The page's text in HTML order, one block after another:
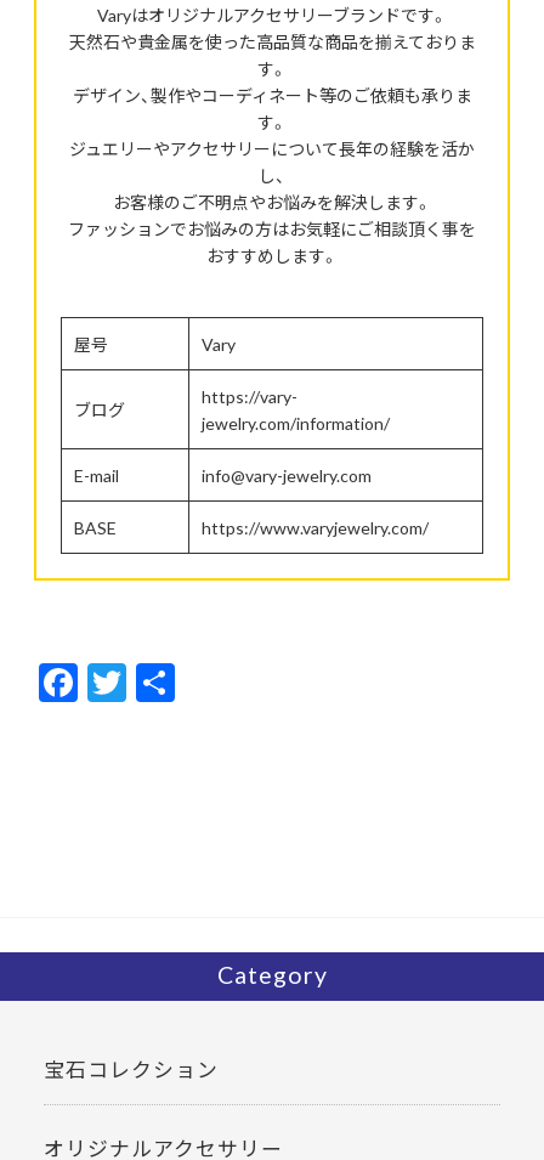
Varyはオリジナルアクセサリーブランドです。
天然石や貴金属を使った高品質な商品を揃えておりま
す。
デザイン、製作やコーディネート等のご依頼も承りま
す。
ジュエリーやアクセサリーについて長年の経験を活か
し、
お客様のご不明点やお悩みを解決します。
ファッションでお悩みの方はお気軽にご相談頂く事を
おすすめします。
屋号 Vary
ブログ
https://vary-
jewelry.com/information/
E-mail info@vary-jewelry.com
BASE https://www.varyjewelry.com/
F
ac
T
w
Category
宝石コレクション
オリジナルアクセサリー